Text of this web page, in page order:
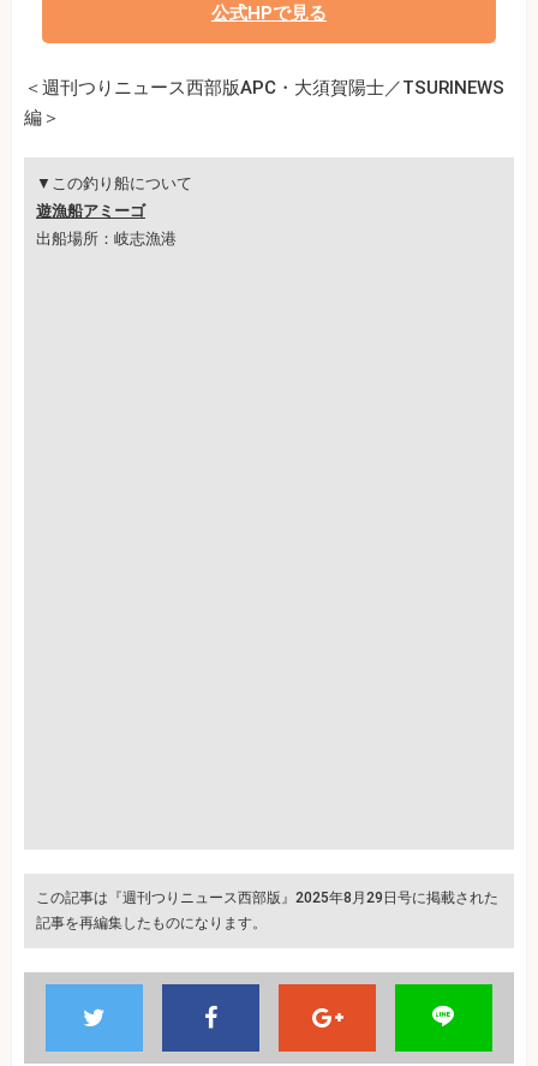
公式HPで見る
＜週刊つりニュース西部版APC・大須賀陽士／TSURINEWS
編＞
▼この釣り船について
遊漁船アミーゴ
出船場所：岐志漁港
この記事は『週刊つりニュース西部版』2025年8月29日号に掲載された
記事を再編集したものになります。